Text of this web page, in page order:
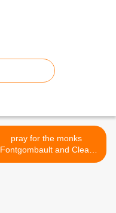
pray for the monks
Fontgombault and Clear
Creek abbey . >